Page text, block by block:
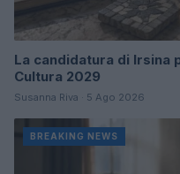
La candidatura di Irsina
Cultura 2029
Susanna Riva · 5 Ago 2026
BREAKING NEWS